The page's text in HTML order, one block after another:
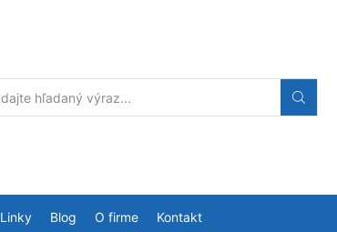
Linky Blog O firme Kontakt